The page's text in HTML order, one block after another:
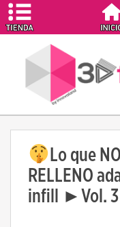
Lo que
RELLENO
infill ►Vol.